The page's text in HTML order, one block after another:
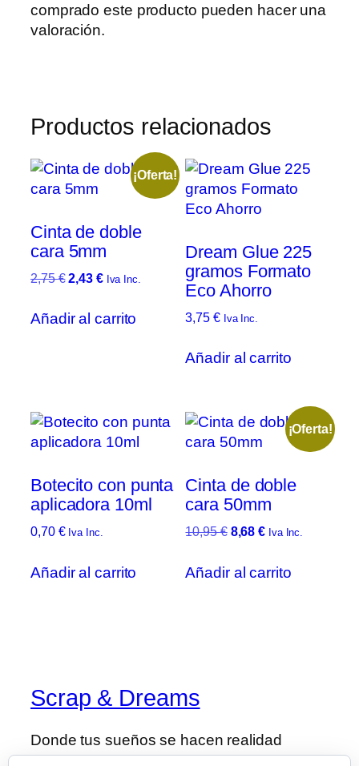
comprado este producto pueden hacer una
valoración.
Productos relacionados
¡Oferta!
Cinta de doble
cara 5mm
2,75€ El
original
2,43 €El
actual
Iva Inc.
Añadir al carrito
Dream Glue 225
gramos Formato
Eco Ahorro
3,75 € Iva Inc.
Añadir al carrito
Botecito con punta
aplicadora 10ml
0,70 € Iva Inc.
Añadir al carrito
¡Oferta!
Cinta de doble
cara 50mm
10,95€ El
original
8,68€El
actual
Iva Inc.
Añadir al carrito
Scrap & Dreams
Donde tus sueños se hacen realidad